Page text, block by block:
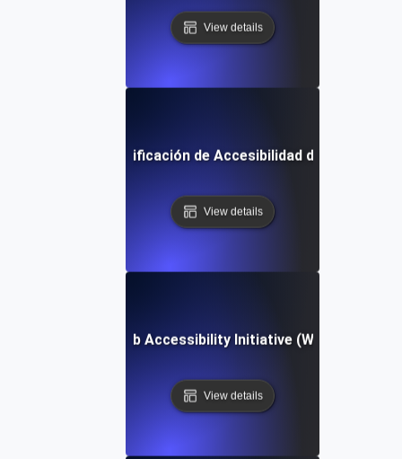
View details
Lista de Verificación de Accesibilidad del Software
View details
Web Accessibility Initiative (WAI)
View details